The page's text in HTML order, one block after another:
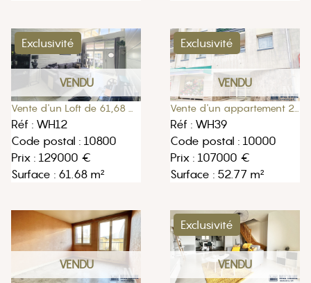
Exclusivité
VENDU
Vente d'un Loft de 61,68 m2 loi carrez à Saint Julien les Villas
Réf : WH12
Code postal : 10800
Prix : 129000 €
Surface : 61.68 m²
Exclusivité
VENDU
Vente d'un appartement 2 pièces 52,77 m2 à Troyes
Réf : WH39
Code postal : 10000
Prix : 107000 €
Surface : 52.77 m²
VENDU
Exclusivité
VENDU